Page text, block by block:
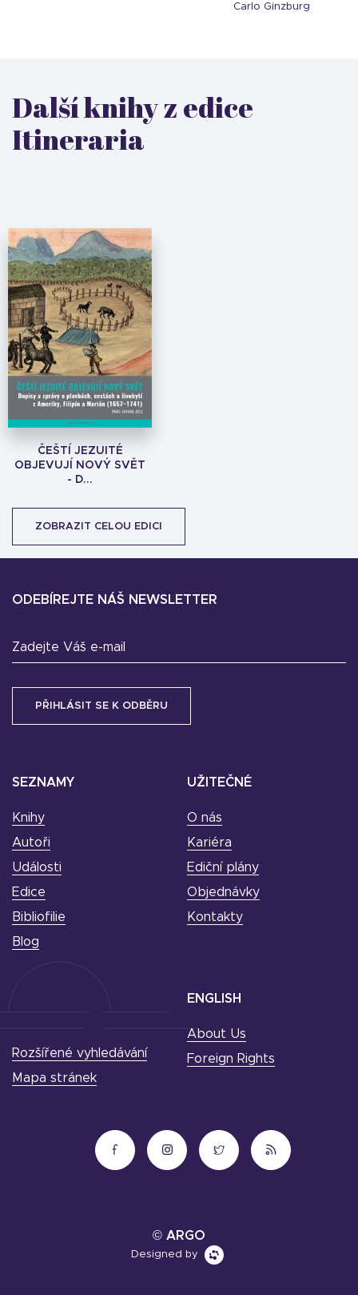
Carlo Ginzburg
Další knihy z edice
Itineraria
ČEŠTÍ JEZUITÉ
OBJEVUJÍ NOVÝ SVĚT
- D...
ZOBRAZIT CELOU EDICI
SEZNAMY
Knihy
Autoři
Události
Edice
Bibliofilie
Blog
UŽITEČNÉ
O nás
Kariéra
Ediční plány
Objednávky
Kontakty
ODEBÍREJTE NÁŠ NEWSLETTER
Zadejte Váš e-mail
ENGLISH
About Us
Foreign Rights
Rozšířené vyhledávání
Mapa stránek
© ARGO
Designed by